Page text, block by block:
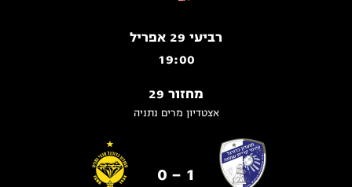
רביעי 29 אפריל
19:00
מחזור 29
אצטדיון מרים נתניה
1 - 0